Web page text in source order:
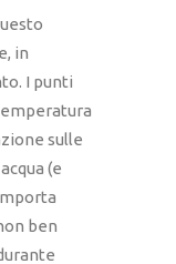
in
I punti
sulle
(e
ben